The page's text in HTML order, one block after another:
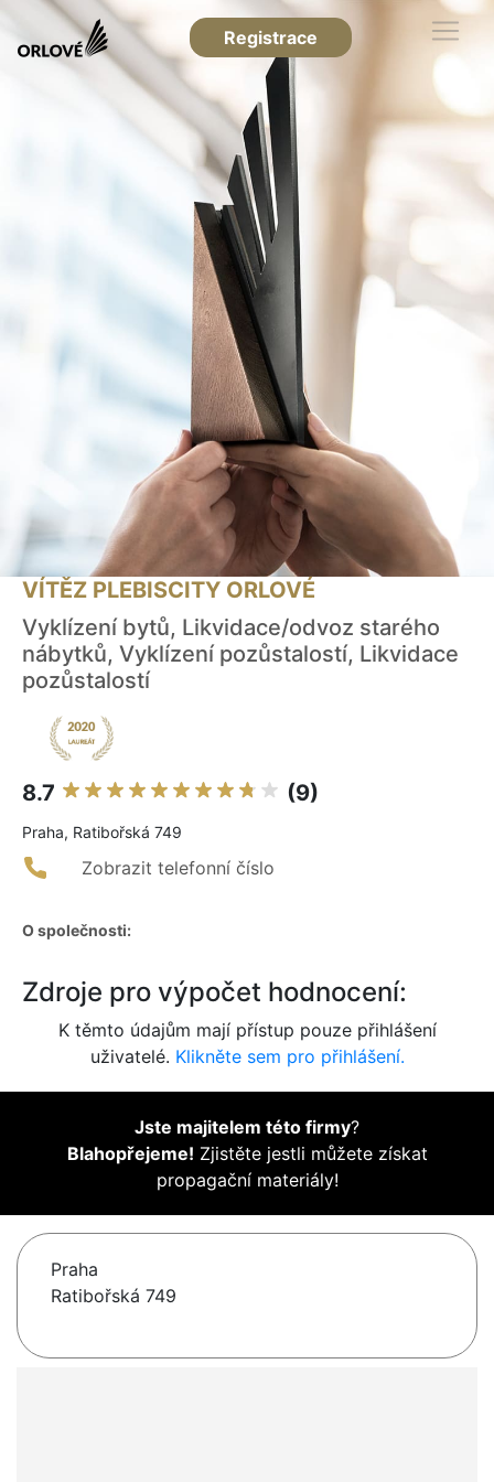
Registrace
VÍTĚZ PLEBISCITY ORLOVÉ
Vyklízení bytů, Likvidace/odvoz starého
nábytků, Vyklízení pozůstalostí, Likvidace
pozůstalostí
8.7 (9)
Praha, Ratibořská 749
Zobrazit telefonní číslo
O společnosti:
Zdroje pro výpočet hodnocení:
K těmto údajům mají přístup pouze přihlášení
uživatelé. Klikněte sem pro přihlášení.
Jste majitelem této firmy?
Blahopřejeme! Zjistěte jestli můžete získat
propagační materiály!
Praha
Ratibořská 749